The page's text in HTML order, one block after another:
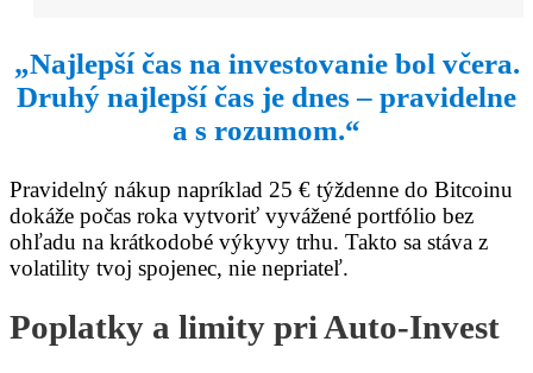
„Najlepší čas na investovanie bol včera.
Druhý najlepší čas je dnes – pravidelne
a s rozumom.“
Pravidelný nákup napríklad 25 € týždenne do Bitcoinu
dokáže počas roka vytvoriť vyvážené portfólio bez
ohľadu na krátkodobé výkyvy trhu. Takto sa stáva z
volatility tvoj spojenec, nie nepriateľ.
Poplatky a limity pri Auto-Invest